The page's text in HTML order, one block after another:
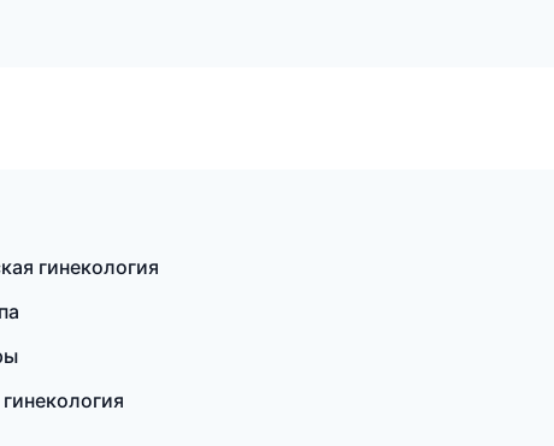
гинекология